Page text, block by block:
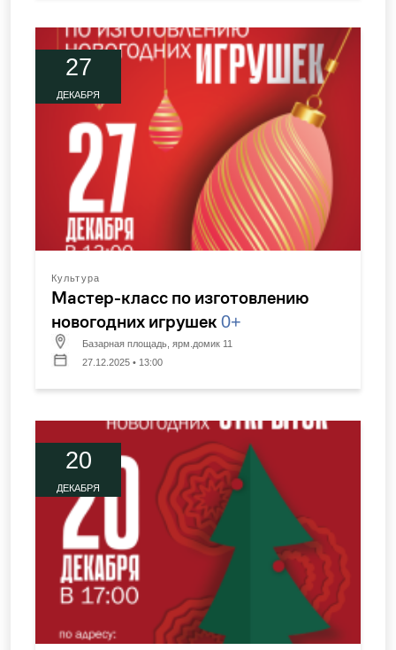
27
ДЕКАБРЯ
Культура
Мастер-класс по изготовлению
новогодних игрушек 0+
Базарная площадь, ярм.домик 11
27.12.2025 • 13:00
20
ДЕКАБРЯ